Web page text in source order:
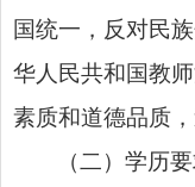
国统一，反对民
华人民共和国教
素质和道德品质
（二）学历